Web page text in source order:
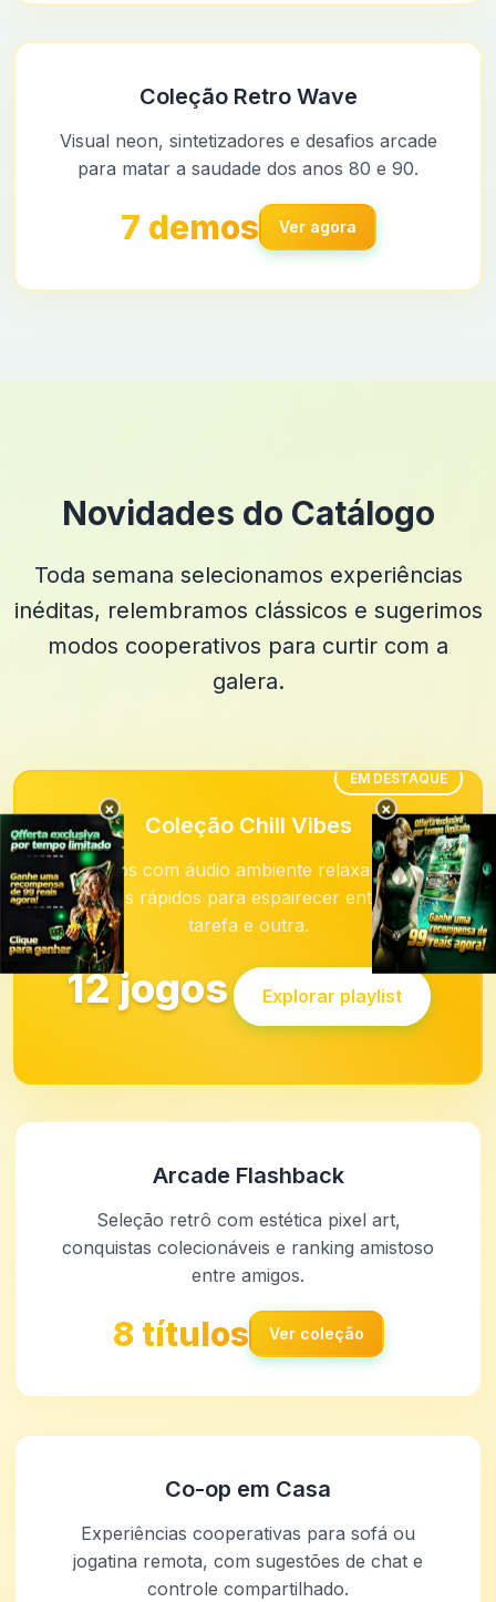
Coleção Retro Wave
Visual neon, sintetizadores e desafios arcade
para matar a saudade dos anos 80 e 90.
7 demos Ver agora
Novidades do Catálogo
Toda semana selecionamos experiências
inéditas, relembramos clássicos e sugerimos
modos cooperativos para curtir com a
galera.
EM DESTAQUE
Coleção Chill Vibes
Jogos com áudio ambiente relaxante e
desafios rápidos para espairecer entre uma
tarefa e outra.
12 jogos Explorar playlist
Arcade Flashback
Seleção retrô com estética pixel art,
conquistas colecionáveis e ranking amistoso
entre amigos.
8 títulos Ver coleção
Co-op em Casa
Experiências cooperativas para sofá ou
jogatina remota, com sugestões de chat e
controle compartilhado.
× ×